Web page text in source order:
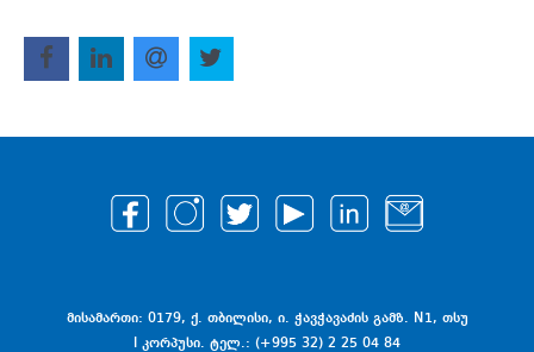
მისამართი: 0179, ქ. თბილისი, ი. ჭავჭავაძის გამზ. N1, თსუ
I კორპუსი. ტელ.: (+995 32) 2 25 04 84